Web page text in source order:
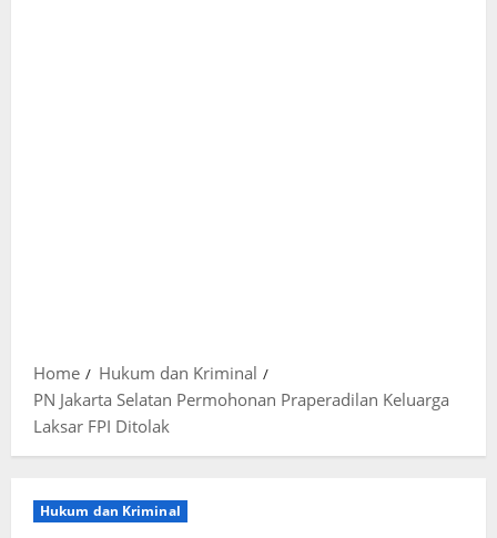
Home
Hukum dan Kriminal
PN Jakarta Selatan Permohonan Praperadilan Keluarga
Laksar FPI Ditolak
Hukum dan Kriminal